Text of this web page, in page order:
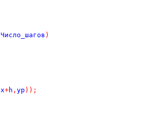
Число_шагов )
x+h , yp ));